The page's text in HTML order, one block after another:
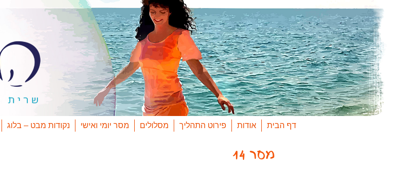
content
דף הבית אודות פירוט התהליך מסלולים מסר יומי ואישי נקודות מבט – בלוג
מסר 14